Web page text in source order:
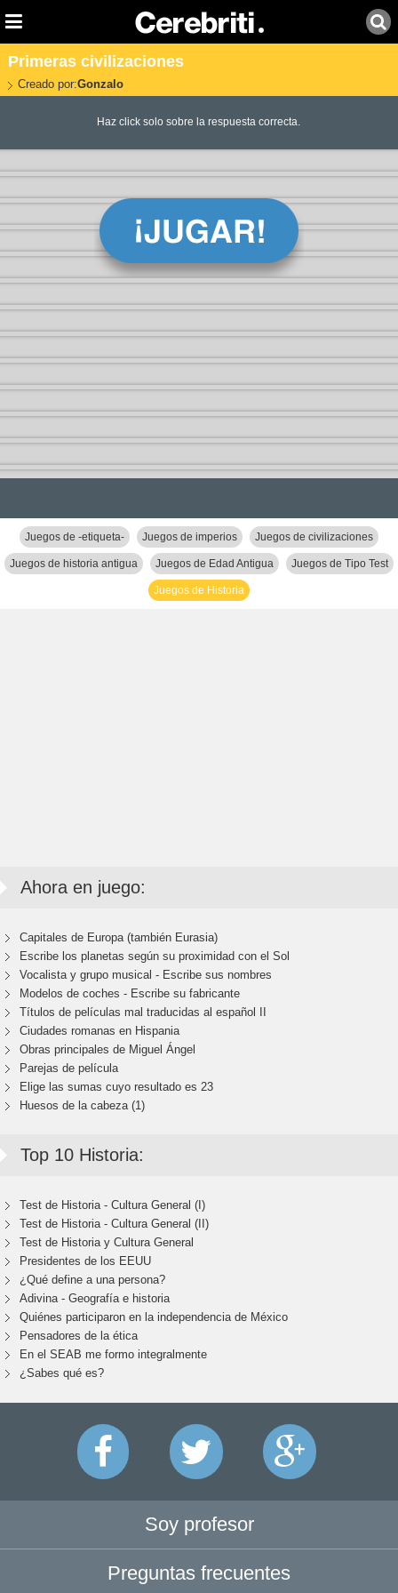
Primeras civilizaciones
Creado por:Gonzalo
Haz click solo sobre la respuesta correcta.
Juegos de -etiqueta- Juegos de imperios Juegos de civilizaciones
Juegos de historia antigua Juegos de Edad Antigua Juegos de Tipo Test
Juegos de Historia
Ahora en juego:
Capitales de Europa (también Eurasia)
Escribe los planetas según su proximidad con el Sol
Vocalista y grupo musical - Escribe sus nombres
Modelos de coches - Escribe su fabricante
Títulos de películas mal traducidas al español II
Ciudades romanas en Hispania
Obras principales de Miguel Ángel
Parejas de película
Elige las sumas cuyo resultado es 23
Huesos de la cabeza (1)
Top 10 Historia:
Test de Historia - Cultura General (I)
Test de Historia - Cultura General (II)
Test de Historia y Cultura General
Presidentes de los EEUU
¿Qué define a una persona?
Adivina - Geografía e historia
Quiénes participaron en la independencia de México
Pensadores de la ética
En el SEAB me formo integralmente
¿Sabes qué es?
Soy profesor
Preguntas frecuentes